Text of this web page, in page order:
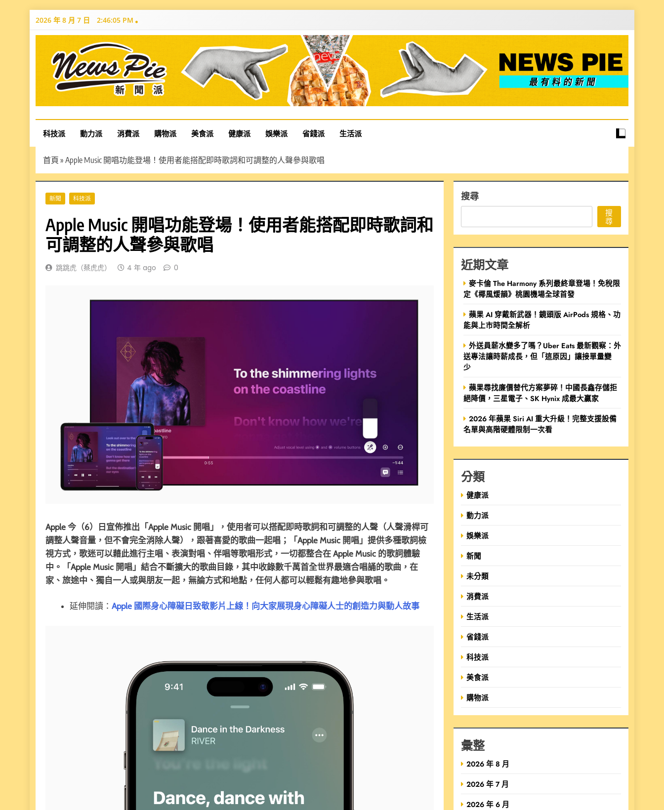
Skip
2026 年 8 月 7 日 2:46:07 PM
News Pie
最有料的新聞
科技派 動力派 消費派 購物派 美食派 健康派 娛樂派 省錢派 生活派
首頁 » Apple Music 開唱功能登場！使用者能搭配即時歌詞和可調整的人聲參與歌唱
新聞 科技派
Apple Music 開唱功能登場！使用者能搭配即時歌詞和
可調整的人聲參與歌唱
跳跳虎（蔡虎虎） 4 年 ago 0
Apple 今（6）日宣佈推出「Apple Music 開唱」，使用者可以搭配即時歌詞和可調整的人聲（人聲滑桿可
調整人聲音量，但不會完全消除人聲），跟著喜愛的歌曲一起唱；「Apple Music 開唱」提供多種歌詞檢
視方式，歌迷可以藉此進行主唱、表演對唱、伴唱等歌唱形式，一切都整合在 Apple Music 的歌詞體驗
中。「Apple Music 開唱」結合不斷擴大的歌曲目錄，其中收錄數千萬首全世界最適合唱誦的歌曲，在
家、旅途中、獨自一人或與朋友一起，無論方式和地點，任何人都可以輕鬆有趣地參與歌唱。
延伸閱讀： Apple 國際身心障礙日致敬影片上線！向大家展現身心障礙人士的創造力與動人故事
搜尋
搜
尋
近期文章
麥卡倫 The Harmony 系列最終章登場！免稅限
定《椰風煖韻》桃園機場全球首發
蘋果 AI 穿戴新武器！鏡頭版 AirPods 規格、功
能與上市時間全解析
外送員薪水變多了嗎？Uber Eats 最新觀察：外
送專法讓時薪成長，但「這原因」讓接單量變
少
蘋果尋找廉價替代方案夢碎！中國長鑫存儲拒
絕降價，三星電子、SK Hynix 成最大贏家
2026 年蘋果 Siri AI 重大升級！完整支援設備
名單與高階硬體限制一次看
分類
健康派
動力派
娛樂派
新聞
未分類
消費派
生活派
省錢派
科技派
美食派
購物派
彙整
2026 年 8 月
2026 年 7 月
2026 年 6 月